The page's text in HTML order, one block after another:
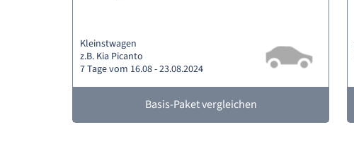
Kleinstwagen
z.B. Kia Picanto
7 Tage vom 16.08 - 23.08.2024
Basis-Paket vergleichen